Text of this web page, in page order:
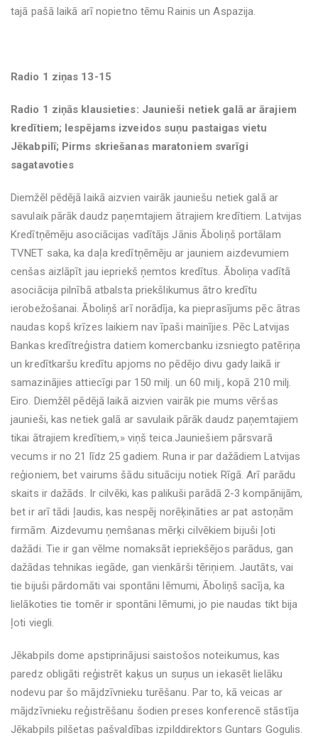
tajā pašā laikā arī nopietno tēmu Rainis un Aspazija.
Radio 1 ziņas 13-15
Radio 1 ziņās klausieties: Jaunieši netiek galā ar ārajiem
kredītiem; Iespējams izveidos suņu pastaigas vietu
Jēkabpilī; Pirms skriešanas maratoniem svarīgi
sagatavoties
Diemžēl pēdējā laikā aizvien vairāk jauniešu netiek galā ar
savulaik pārāk daudz paņemtajiem ātrajiem kredītiem. Latvijas
Kredītņēmēju asociācijas vadītājs Jānis Āboliņš portālam
TVNET saka, ka daļa kredītņēmēju ar jauniem aizdevumiem
cenšas aizlāpīt jau iepriekš ņemtos kredītus. Āboliņa vadītā
asociācija pilnībā atbalsta priekšlikumus ātro kredītu
ierobežošanai. Āboliņš arī norādīja, ka pieprasījums pēc ātras
naudas kopš krīzes laikiem nav īpaši mainījies. Pēc Latvijas
Bankas kredītreģistra datiem komercbanku izsniegto patēriņa
un kredītkaršu kredītu apjoms no pēdējo divu gady laikā ir
samazinājies attiecīgi par 150 milj. un 60 milj., kopā 210 milj.
Eiro. Diemžēl pēdējā laikā aizvien vairāk pie mums vēršas
jaunieši, kas netiek galā ar savulaik pārāk daudz paņemtajiem
tikai ātrajiem kredītiem,» viņš teica.Jauniešiem pārsvarā
vecums ir no 21 līdz 25 gadiem. Runa ir par dažādiem Latvijas
reģioniem, bet vairums šādu situāciju notiek Rīgā. Arī parādu
skaits ir dažāds. Ir cilvēki, kas palikuši parādā 2-3 kompānijām,
bet ir arī tādi ļaudis, kas nespēj norēķināties ar pat astoņām
firmām. Aizdevumu ņemšanas mērķi cilvēkiem bijuši ļoti
dažādi. Tie ir gan vēlme nomaksāt iepriekšējos parādus, gan
dažādas tehnikas iegāde, gan vienkārši tēriņiem. Jautāts, vai
tie bijuši pārdomāti vai spontāni lēmumi, Āboliņš sacīja, ka
lielākoties tie tomēr ir spontāni lēmumi, jo pie naudas tikt bija
ļoti viegli.
Jēkabpils dome apstiprinājusi saistošos noteikumus, kas
paredz obligāti reģistrēt kaķus un suņus un iekasēt lielāku
nodevu par šo mājdzīvnieku turēšanu. Par to, kā veicas ar
mājdzīvnieku reģistrēšanu šodien preses konferencē stāstīja
Jēkabpils pilšetas pašvaldības izpilddirektors Guntars Gogulis.